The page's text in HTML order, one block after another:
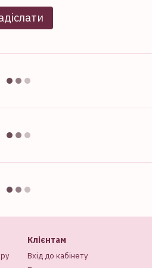
Клієнтам
Вхід до кабінету